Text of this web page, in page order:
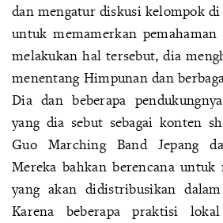
dan mengatur diskusi kelompok
untuk memamerkan
melakukan hal tersebut, dia
menentang Himpunan dan
Dia dan beberapa
yang dia sebut sebagai konten
Guo Marching Band Jepang
Mereka bahkan berencana untuk
yang akan didistribusikan
Karena beberapa praktisi